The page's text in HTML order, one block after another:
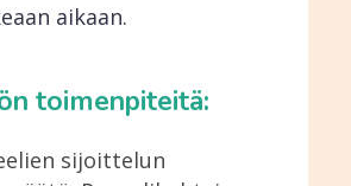
aikaan.
toimenpiteitä:
sijoittelun